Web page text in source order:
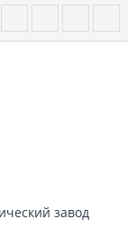
завод